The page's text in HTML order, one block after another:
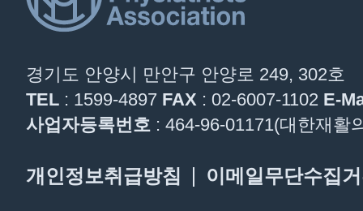
경기도 안양시 만안구 안양로 249, 302호
TEL : 1599-4897 FAX : 02-6007-1102 E-
사업자등록번호 : 464-96-01171(대한재활
개인정보취급방침 이메일무단수집